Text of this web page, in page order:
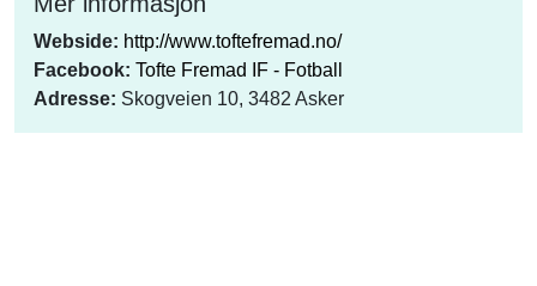
Webside: http://www.toftefremad.no/
Facebook: Tofte Fremad IF - Fotball
Adresse: Skogveien 10, 3482 Asker